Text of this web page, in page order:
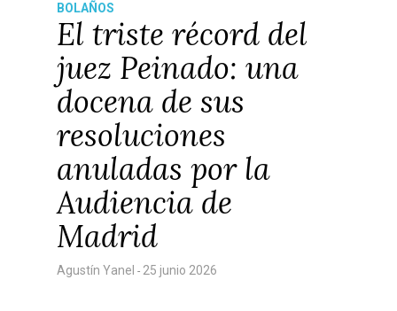
BOLAÑOS
El triste récord del
juez Peinado: una
docena de sus
resoluciones
anuladas por la
Audiencia de
Madrid
Agustín Yanel - 25 junio 2026